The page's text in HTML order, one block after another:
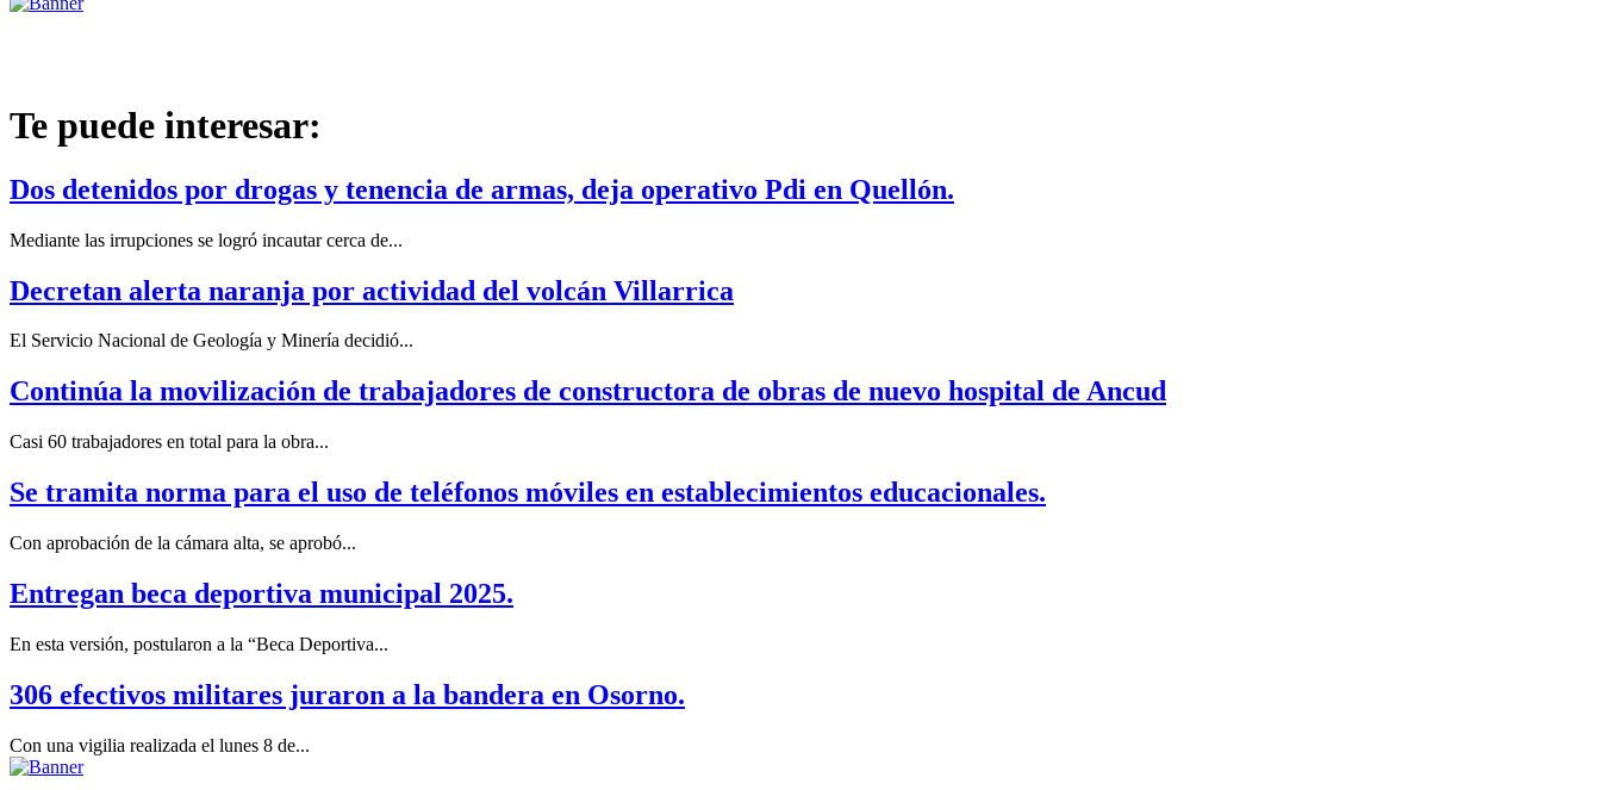
Te puede interesar:
Dos detenidos por drogas y tenencia de armas, deja operativo Pdi en Quellón.
Mediante las irrupciones se logró incautar cerca de...
Decretan alerta naranja por actividad del volcán Villarrica
El Servicio Nacional de Geología y Minería decidió...
Continúa la movilización de trabajadores de constructora de obras de nuevo hospital de Ancud
Casi 60 trabajadores en total para la obra...
Se tramita norma para el uso de teléfonos móviles en establecimientos educacionales.
Con aprobación de la cámara alta, se aprobó...
Entregan beca deportiva municipal 2025.
En esta versión, postularon a la “Beca Deportiva...
306 efectivos militares juraron a la bandera en Osorno.
Con una vigilia realizada el lunes 8 de...